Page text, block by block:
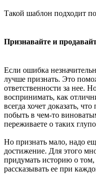
Такой шаблон подходит
Признавайте и
Если ошибка
лучше признать. Это
ответственности за нее.
воспринимать, как
всегда хочет доказать,
побыть в чем-то
переживаете о таких
Но признать мало, надо
достижение. Для этого
придумать историю о
рассказывать ее при